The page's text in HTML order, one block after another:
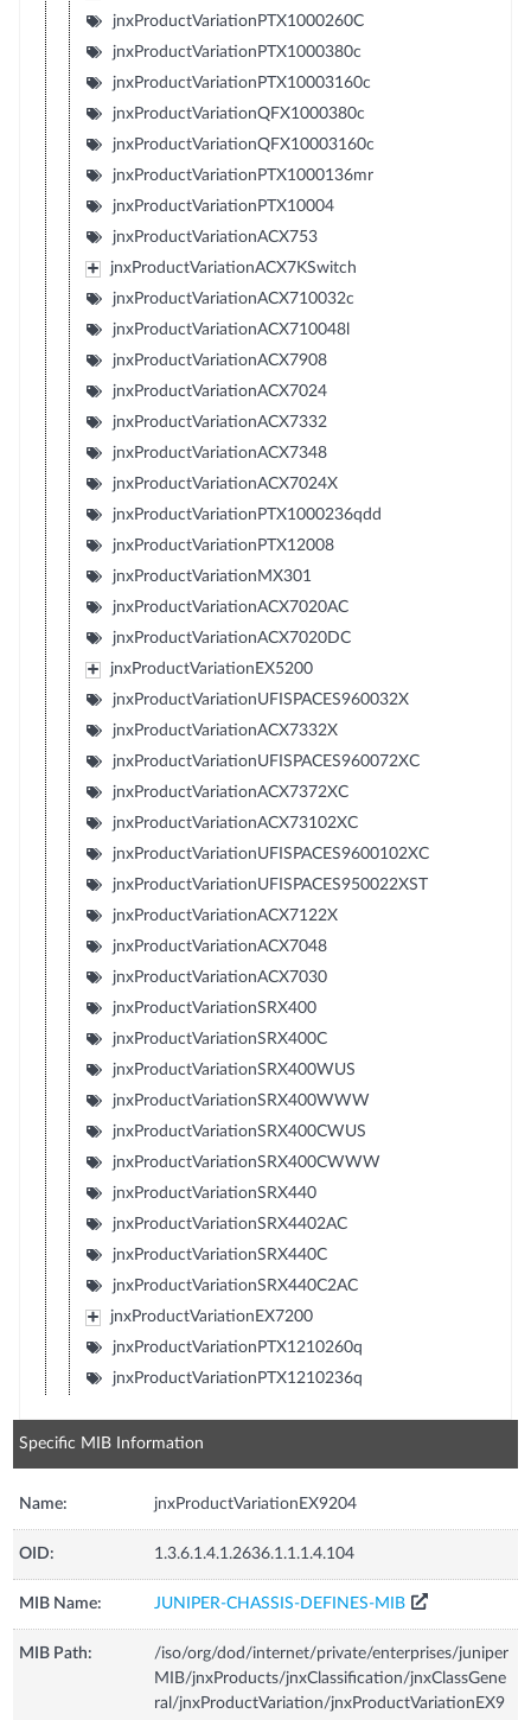
jnxProductVariationPTX1000260C
jnxProductVariationPTX1000380c
jnxProductVariationPTX10003160c
jnxProductVariationQFX1000380c
jnxProductVariationQFX10003160c
jnxProductVariationPTX1000136mr
jnxProductVariationPTX10004
jnxProductVariationACX753
jnxProductVariationACX7KSwitch
jnxProductVariationACX710032c
jnxProductVariationACX710048l
jnxProductVariationACX7908
jnxProductVariationACX7024
jnxProductVariationACX7332
jnxProductVariationACX7348
jnxProductVariationACX7024X
jnxProductVariationPTX1000236qdd
jnxProductVariationPTX12008
jnxProductVariationMX301
jnxProductVariationACX7020AC
jnxProductVariationACX7020DC
jnxProductVariationEX5200
jnxProductVariationUFISPACES960032X
jnxProductVariationACX7332X
jnxProductVariationUFISPACES960072XC
jnxProductVariationACX7372XC
jnxProductVariationACX73102XC
jnxProductVariationUFISPACES9600102XC
jnxProductVariationUFISPACES950022XST
jnxProductVariationACX7122X
jnxProductVariationACX7048
jnxProductVariationACX7030
jnxProductVariationSRX400
jnxProductVariationSRX400C
jnxProductVariationSRX400WUS
jnxProductVariationSRX400WWW
jnxProductVariationSRX400CWUS
jnxProductVariationSRX400CWWW
jnxProductVariationSRX440
jnxProductVariationSRX4402AC
jnxProductVariationSRX440C
jnxProductVariationSRX440C2AC
jnxProductVariationEX7200
jnxProductVariationPTX1210260q
jnxProductVariationPTX1210236q
Specific MIB Information
Name: jnxProductVariationEX9204
OID: 1.3.6.1.4.1.2636.1.1.1.4.104
MIB Name: JUNIPER-CHASSIS-DEFINES-MIB
MIB Path:
/iso/org/dod/internet/private/enterprises/juniper
MIB/jnxProducts/jnxClassification/jnxClassGene
ral/jnxProductVariation/jnxProductVariationEX9